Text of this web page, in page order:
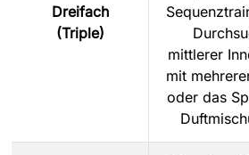
Dreifach
(Triple)
mittlerer
mit
oder das